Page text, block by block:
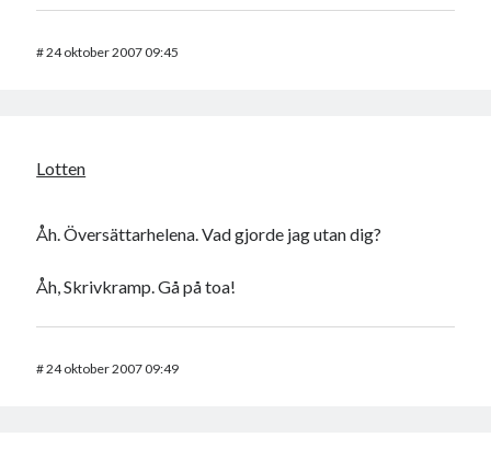
#24 oktober 2007 09:45
Lotten
Åh. Översättarhelena. Vad gjorde jag utan dig?
Åh, Skrivkramp. Gå på toa!
#24 oktober 2007 09:49